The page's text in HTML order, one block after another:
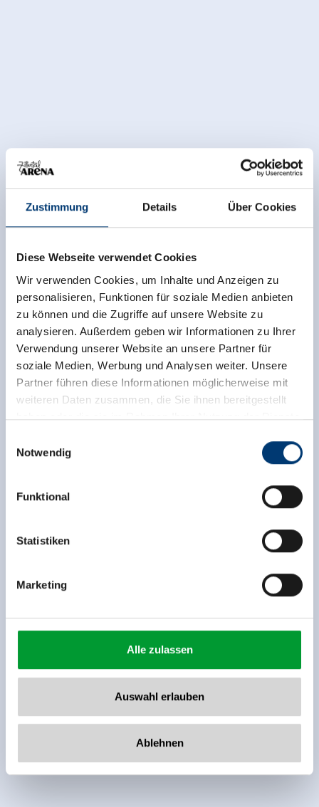
Zustimmung Details Über Cookies
Diese Webseite verwendet Cookies
Wir verwenden Cookies, um Inhalte und Anzeigen zu
personalisieren, Funktionen für soziale Medien anbieten
zu können und die Zugriffe auf unsere Website zu
analysieren. Außerdem geben wir Informationen zu Ihrer
Verwendung unserer Website an unsere Partner für
soziale Medien, Werbung und Analysen weiter. Unsere
Partner führen diese Informationen möglicherweise mit
weiteren Daten zusammen, die Sie ihnen bereitgestellt
haben oder die sie im Rahmen Ihrer Nutzung der Dienste
Rohr 23// A-6280 Zell am Ziller
www.zillertalarena.com
Notwendig
Funktional
Statistiken
Marketing
Alle zulassen
Auswahl erlauben
Ablehnen